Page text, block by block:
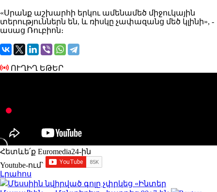
«Սրանք աշխարհի երկու ամենամեծ միջուկային
տերություններն են, և ռիսկը չափազանց մեծ կլինի», -
ասաց Ռուբիոն։
ՈՒՂԻՂ ԵԹԵՐ
Հետևե՛ք Euromedia24-ին
Youtube-ում`
Լրահոս
Մեսսիին նվիրված գոլը չփրկեց «Ինտեր